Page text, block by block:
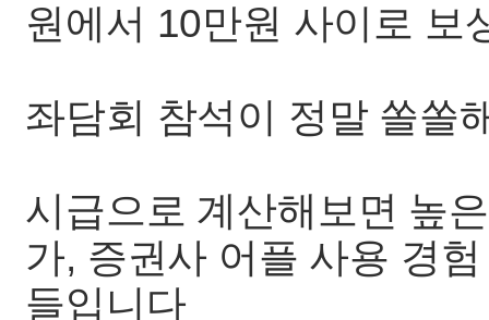
원에서 10만원 사이로 보
좌담회 참석이 정말 쏠쏠
시급으로 계산해보면 높
가, 증권사 어플 사용 경
들입니다